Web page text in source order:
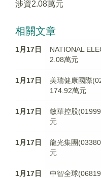
涉資2.08萬元
相關文章
1月17日
NATIONAL
2.08萬元
1月17日
美瑞健康國際
174.92萬元
1月17日
敏華控股
元
1月17日
龍光集團
元
1月17日 中智全球